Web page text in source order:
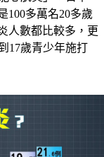
心肌炎」，日本
100多萬名20多歲
人數都比較多，更
17歲青少年施打